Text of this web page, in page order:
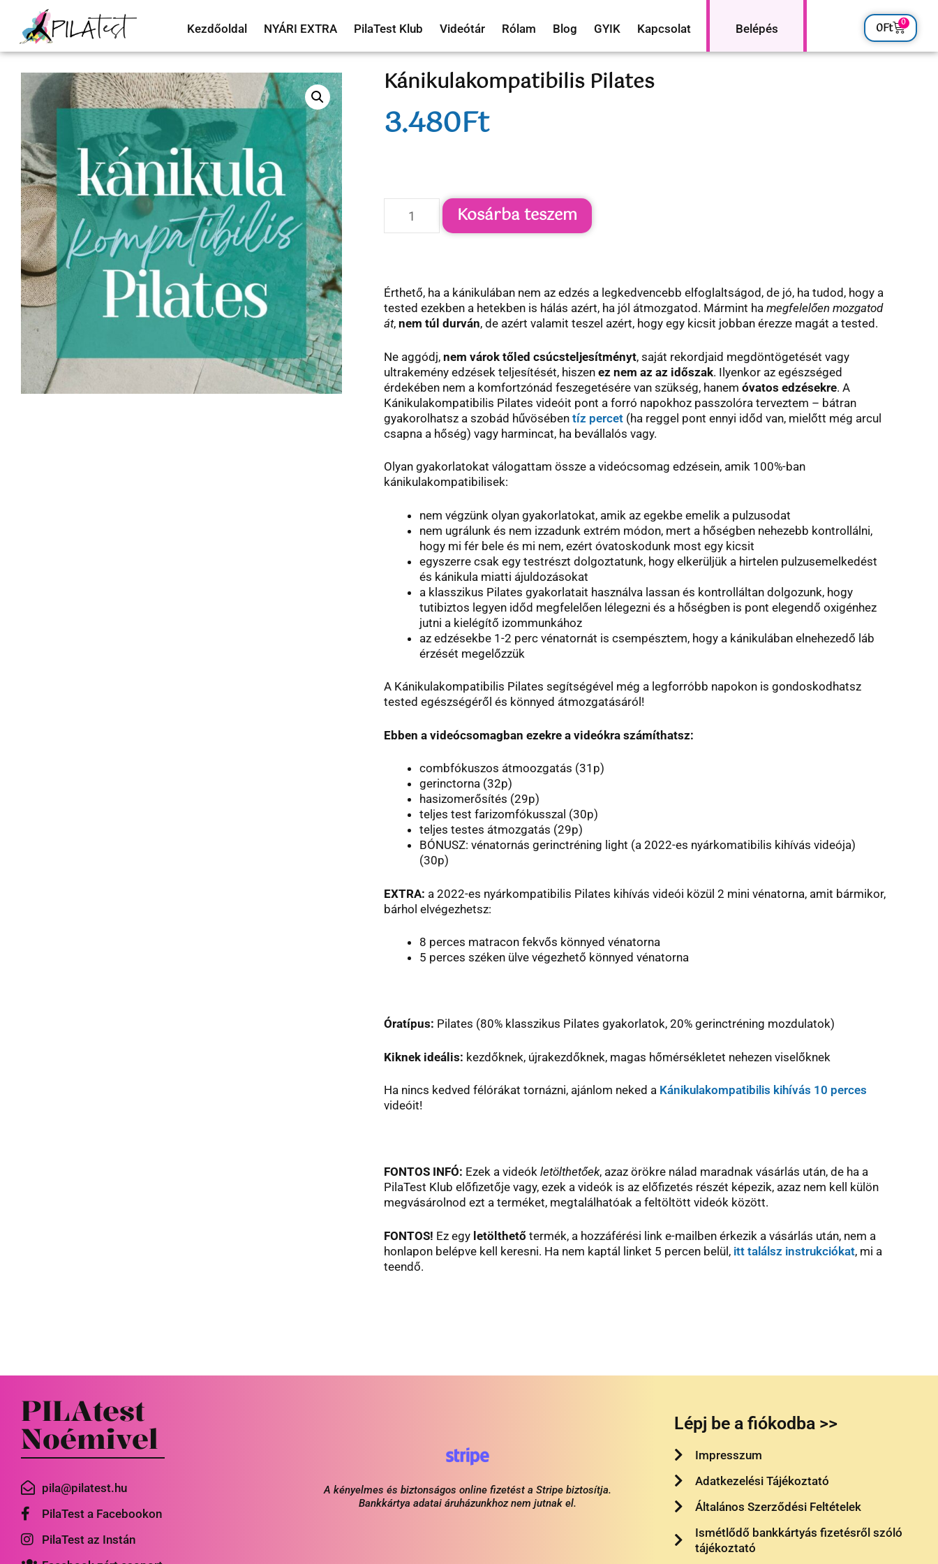
Kezdőoldal NYÁRI EXTRA PilaTest Klub Videótár Rólam Blog GYIK Kapcsolat Belépés 0Ft 0
Kánikulakompatibilis Pilates
3.480Ft
Kosárba teszem
Érthető, ha a kánikulában nem az edzés a legkedvencebb elfoglaltságod, de jó, ha tudod, hogy a
tested ezekben a hetekben is hálás azért, ha jól átmozgatod. Mármint ha megfelelően mozgatod
át, nem túl durván, de azért valamit teszel azért, hogy egy kicsit jobban érezze magát a tested.
Ne aggódj, nem várok tőled csúcsteljesítményt, saját rekordjaid megdöntögetését vagy
ultrakemény edzések teljesítését, hiszen ez nem az az időszak. Ilyenkor az egészséged
érdekében nem a komfortzónád feszegetésére van szükség, hanem óvatos edzésekre. A
Kánikulakompatibilis Pilates videóit pont a forró napokhoz passzolóra terveztem – bátran
gyakorolhatsz a szobád hűvösében tíz percet (ha reggel pont ennyi időd van, mielőtt még arcul
csapna a hőség) vagy harmincat, ha bevállalós vagy.
Olyan gyakorlatokat válogattam össze a videócsomag edzésein, amik 100%-ban
kánikulakompatibilisek:
nem végzünk olyan gyakorlatokat, amik az egekbe emelik a pulzusodat
nem ugrálunk és nem izzadunk extrém módon, mert a hőségben nehezebb kontrollálni,
hogy mi fér bele és mi nem, ezért óvatoskodunk most egy kicsit
egyszerre csak egy testrészt dolgoztatunk, hogy elkerüljük a hirtelen pulzusemelkedést
és kánikula miatti ájuldozásokat
a klasszikus Pilates gyakorlatait használva lassan és kontrolláltan dolgozunk, hogy
tutibiztos legyen időd megfelelően lélegezni és a hőségben is pont elegendő oxigénhez
jutni a kielégítő izommunkához
az edzésekbe 1-2 perc vénatornát is csempésztem, hogy a kánikulában elnehezedő láb
érzését megelőzzük
A Kánikulakompatibilis Pilates segítségével még a legforróbb napokon is gondoskodhatsz
tested egészségéről és könnyed átmozgatásáról!
Ebben a videócsomagban ezekre a videókra számíthatsz:
combfókuszos átmoozgatás (31p)
gerinctorna (32p)
hasizomerősítés (29p)
teljes test farizomfókusszal (30p)
teljes testes átmozgatás (29p)
BÓNUSZ: vénatornás gerinctréning light (a 2022-es nyárkomatibilis kihívás videója)
(30p)
EXTRA: a 2022-es nyárkompatibilis Pilates kihívás videói közül 2 mini vénatorna, amit bármikor,
bárhol elvégezhetsz:
8 perces matracon fekvős könnyed vénatorna
5 perces széken ülve végezhető könnyed vénatorna
Óratípus: Pilates (80% klasszikus Pilates gyakorlatok, 20% gerinctréning mozdulatok)
Kiknek ideális: kezdőknek, újrakezdőknek, magas hőmérsékletet nehezen viselőknek
Ha nincs kedved félórákat tornázni, ajánlom neked a Kánikulakompatibilis kihívás 10 perces
videóit!
FONTOS INFÓ: Ezek a videók letölthetőek, azaz örökre nálad maradnak vásárlás után, de ha a
PilaTest Klub előfizetője vagy, ezek a videók is az előfizetés részét képezik, azaz nem kell külön
megvásárolnod ezt a terméket, megtalálhatóak a feltöltött videók között.
FONTOS! Ez egy letölthető termék, a hozzáférési link e-mailben érkezik a vásárlás után, nem a
honlapon belépve kell keresni. Ha nem kaptál linket 5 percen belül, itt találsz instrukciókat, mi a
teendő.
PILAtest
Noémivel
pila@pilatest.hu
PilaTest a Facebookon
PilaTest az Instán
A kényelmes és biztonságos online fizetést a Stripe biztosítja.
Bankkártya adatai áruházunkhoz nem jutnak el.
Lépj be a fiókodba >>
Impresszum
Adatkezelési Tájékoztató
Általános Szerződési Feltételek
Ismétlődő bankkártyás fizetésről szóló
tájékoztató